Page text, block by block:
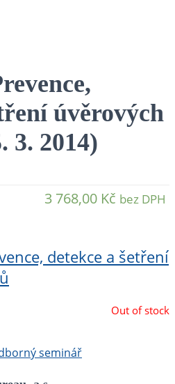
úvěrových
3. 2014)
3 768,00 Kč bez DPH
detekce a šetření
Out of stock
seminář